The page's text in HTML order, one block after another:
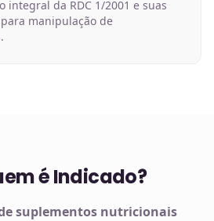
integral da RDC 1/2001 e suas
manipulação de
é Indicado?
suplementos nutricionais